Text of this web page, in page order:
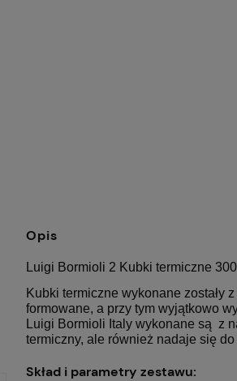
Opis
Luigi Bormioli 2 Kubki termiczne 300
Kubki termiczne wykonane zostały
formowane, a przy tym wyjątkowo
Luigi Bormioli Italy wykonane są z
termiczny, ale również nadaje się
Skład i parametry zestawu: